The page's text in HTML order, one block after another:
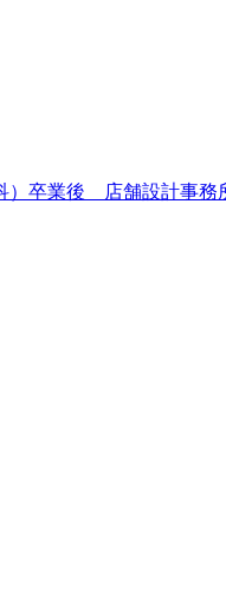
卒業後 店舗設計事務